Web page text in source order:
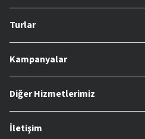
Turlar
Kampanyalar
Diğer Hizmetlerimiz
İletişim